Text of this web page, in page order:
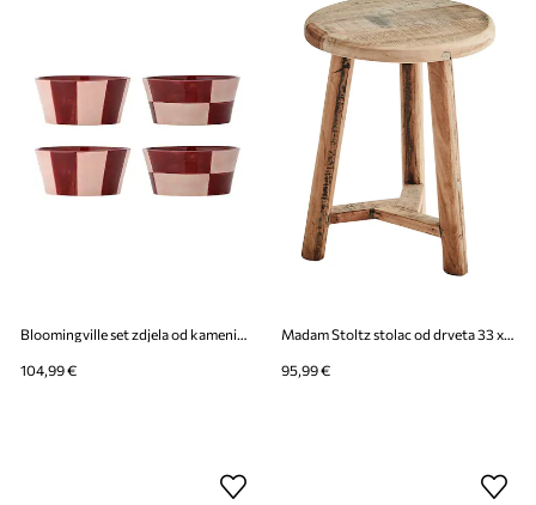
104,99 € 95,99 €